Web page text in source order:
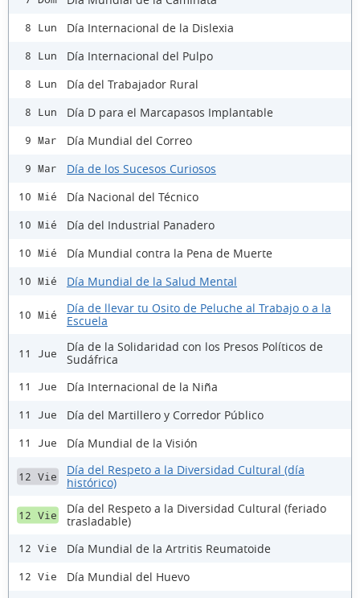
8 Lun Día Internacional de la Dislexia
8 Lun Día Internacional del Pulpo
8 Lun Día del Trabajador Rural
8 Lun Día D para el Marcapasos Implantable
9 Mar Día Mundial del Correo
9 Mar Día de los Sucesos Curiosos
10 Mié Día Nacional del Técnico
10 Mié Día del Industrial Panadero
10 Mié Día Mundial contra la Pena de Muerte
10 Mié Día Mundial de la Salud Mental
10 Mié
Día de llevar tu Osito de Peluche al Trabajo o a la
Escuela
11 Jue
Día de la Solidaridad con los Presos Políticos de
Sudáfrica
11 Jue Día Internacional de la Niña
11 Jue Día del Martillero y Corredor Público
11 Jue Día Mundial de la Visión
12 Vie
Día del Respeto a la Diversidad Cultural (día
histórico)
12 Vie
Día del Respeto a la Diversidad Cultural (feriado
trasladable)
12 Vie Día Mundial de la Artritis Reumatoide
12 Vie
Día Mundial del Huevo